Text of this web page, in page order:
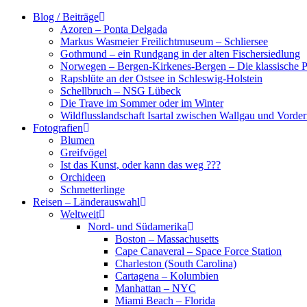
Zum
Blog / Beiträge
Azoren – Ponta Delgada
Markus Wasmeier Freilichtmuseum – Schliersee
Gothmund – ein Rundgang in der alten Fischersiedlung
Norwegen – Bergen-Kirkenes-Bergen – Die klassische
Rapsblüte an der Ostsee in Schleswig-Holstein
Schellbruch – NSG Lübeck
Die Trave im Sommer oder im Winter
Wildflusslandschaft Isartal zwischen Wallgau und
Fotografien
Blumen
Greifvögel
Ist das Kunst, oder kann das weg ???
Orchideen
Schmetterlinge
Reisen – Länderauswahl
Weltweit
Nord- und Südamerika
Boston – Massachusetts
Cape Canaveral – Space Force Station
Charleston (South Carolina)
Cartagena – Kolumbien
Manhattan – NYC
Miami Beach – Florida